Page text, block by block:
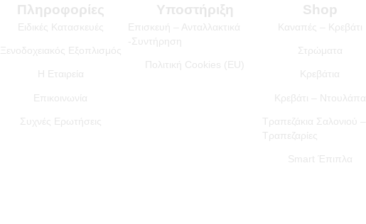
Πληροφορίες
Ειδικές Κατασκευές
Ξενοδοχειακός Εξοπλισμός
Η Εταιρεία
Επικοινωνία
Συχνές Ερωτήσεις
Υποστήριξη
Επισκευή – Ανταλλακτικά
-Συντήρηση
Πολιτική Cookies (EU)
Shop
Καναπές – Κρεβάτι
Στρώματα
Κρεβάτια
Κρεβάτι – Ντουλάπα
Τραπεζάκια Σαλονιού –
Τραπεζαρίες
Smart Έπιπλα